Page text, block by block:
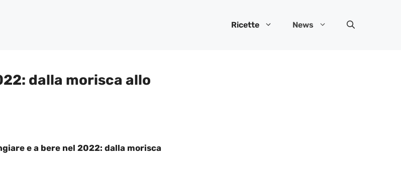
Ricette News
dalla morisca allo
e a bere nel 2022: dalla morisca